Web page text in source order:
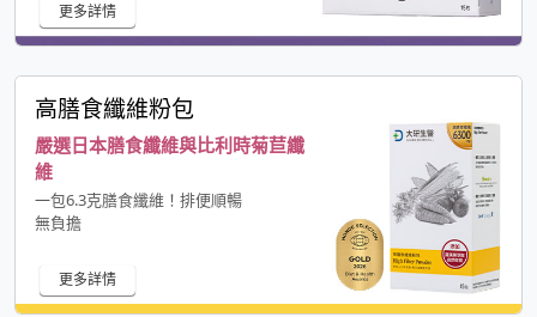
更多詳情
高膳食纖維粉包
嚴選日本膳食纖維與比利時菊苣纖
維
一包6.3克膳食纖維！排便順暢
無負擔
更多詳情